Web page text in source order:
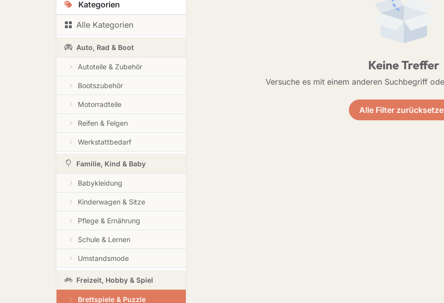
Kategorien
Alle Kategorien
Auto, Rad & Boot
Autoteile & Zubehör
Bootszubehör
Motorradteile
Reifen & Felgen
Werkstattbedarf
Familie, Kind & Baby
Babykleidung
Kinderwagen & Sitze
Pflege & Ernährung
Schule & Lernen
Umstandsmode
Freizeit, Hobby & Spiel
Brettspiele & Puzzle
Keine Treffer
Versuche es mit einem anderen Suchbegriff
Alle Filter